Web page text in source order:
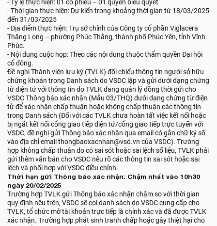
- Tỷ lệ thực hiện: 01 cổ phiếu – 01 quyền biểu quyết
- Thời gian thực hiện: Dự kiến trong khoảng thời gian từ 18/03/2025
đến 31/03/2025
- Địa điểm thực hiện: Trụ sở chính của Công ty cổ phần Viglacera
Thăng Long – phường Phúc Thắng, thành phố Phúc Yên, tỉnh Vĩnh
Phúc.
- Nội dung cuộc họp: Theo các nội dung thuộc thẩm quyền Đại hội
cổ đông.
Đề nghị Thành viên lưu ký (TVLK) đối chiếu thông tin người sở hữu
chứng khoán trong Danh sách do VSDC lập và gửi dưới dạng chứng
từ điện tử với thông tin do TVLK đang quản lý đồng thời gửi cho
VSDC Thông báo xác nhận (Mẫu 03/THQ) dưới dạng chứng từ điện
tử để xác nhận chấp thuận hoặc không chấp thuận các thông tin
trong Danh sách (Đối với các TVLK chưa hoàn tất việc kết nối hoặc
bị ngắt kết nối cổng giao tiếp điện tử/cổng giao tiếp trực tuyến với
VSDC, đề nghị gửi Thông báo xác nhận qua email có gắn chữ ký số
vào địa chỉ email thongbaoxacnhan@vsd.vn của VSDC). Trường
hợp không chấp thuận do có sai sót hoặc sai lệch số liệu, TVLK phải
gửi thêm văn bản cho VSDC nêu rõ các thông tin sai sót hoặc sai
lệch và phối hợp với VSDC điều chỉnh.
Thời hạn gửi Thông báo xác nhận: Chậm nhất vào 10h30
ngày 20/02/2025
Trường hợp TVLK gửi Thông báo xác nhận chậm so với thời gian
quy định nêu trên, VSDC sẽ coi danh sách do VSDC cung cấp cho
TVLK, tổ chức mở tài khoản trực tiếp là chính xác và đã được TVLK
xác nhận. Trường hợp phát sinh tranh chấp hoặc gây thiệt hại cho